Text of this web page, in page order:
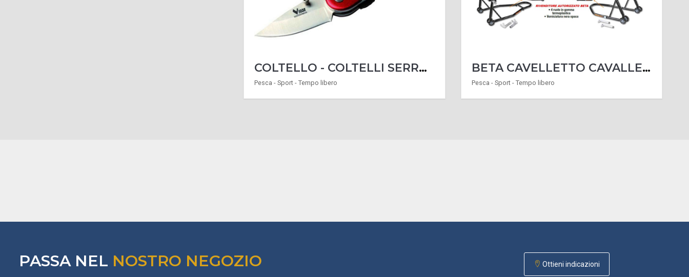
COLTELLO - COLTELLI SERRAMANICO CACCIA MODELLO COTORNA
Pesca - Sport - Tempo libero
BETA CAVELLETTO CAVALLETTI REGOLABILE PER MOTO ANTERIORE 3040C E POSTERIORE 3041C
Pesca - Sport - Tempo libero
PASSA NEL NOSTRO NEGOZIO Ottieni indicazioni